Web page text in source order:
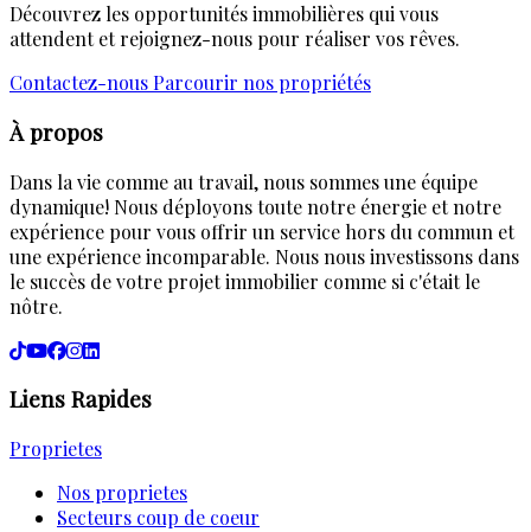
Découvrez les opportunités immobilières qui vous
attendent et rejoignez-nous pour réaliser vos rêves.
Contactez-nous Parcourir nos propriétés
À propos
Dans la vie comme au travail, nous sommes une équipe
dynamique! Nous déployons toute notre énergie et notre
expérience pour vous offrir un service hors du commun et
une expérience incomparable. Nous nous investissons dans
le succès de votre projet immobilier comme si c'était le
nôtre.
Liens Rapides
Proprietes
Nos proprietes
Secteurs coup de coeur